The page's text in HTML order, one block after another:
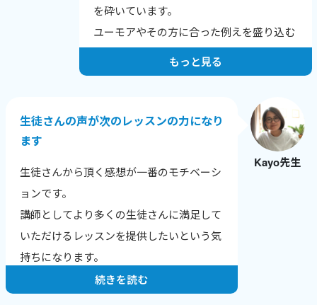
を砕いています。
ユーモアやその方に合った例えを盛り込む
もっと見る
Kayo先生
生徒さんの声が次のレッスンの力になり
ます
生徒さんから頂く感想が一番のモチベーシ
ョンです。
講師としてより多くの生徒さんに満足して
いただけるレッスンを提供したいという気
持ちになります。
続きを読む